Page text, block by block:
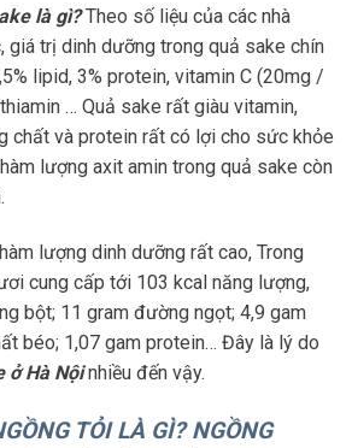
là gì?Theo số liệu của các nhà
giá trị dinh dưỡng trong quả sake chín
lipid, 3% protein, vitamin C (20mg /
… Quả sake rất giàu vitamin,
chất và protein rất có lợi cho sức khỏe
lượng axit amin trong quả sake còn
lượng dinh dưỡng rất cao, Trong
cung cấp tới 103 kcal năng lượng,
bột; 11 gram đường ngọt; 4,9 gam
béo; 1,07 gam protein… Đây là lý do
ở Hà Nộinhiều đến vậy.
TỎI LÀ GÌ? NGỒNG